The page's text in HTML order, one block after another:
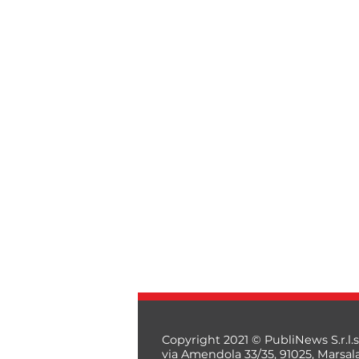
Copyright 2021 © PubliNews
via Amendola 33/35, 91025,